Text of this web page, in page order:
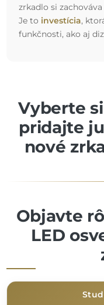
zrkadlo si
Je to investícia,
funkčnosti, ako aj
Vyberte
pridajte
nové
Objavte
LED